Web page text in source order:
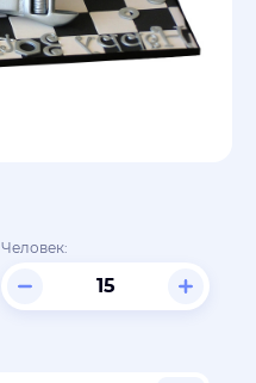
Человек: